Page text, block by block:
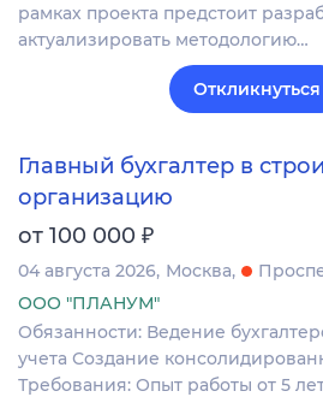
рамках проекта предстоит
актуализировать методологию…
Откликнуться
Главный бухгалтер в
организацию
от 100 000 ₽
04 августа 2026 Москва
ООО "ПЛАНУМ"
Обязанности: Ведение
учета Создание
Требования: Опыт работы от 5